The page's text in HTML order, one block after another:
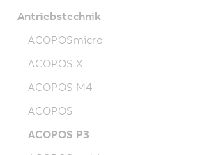
Antriebstechnik
ACOPOSmicro
ACOPOS X
ACOPOS M4
ACOPOS
ACOPOS P3